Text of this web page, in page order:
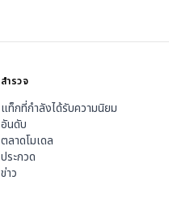
สำรวจ
แท็กที่กำลังได้รับความนิยม
อันดับ
ตลาดโมเดล
ประกวด
ข่าว